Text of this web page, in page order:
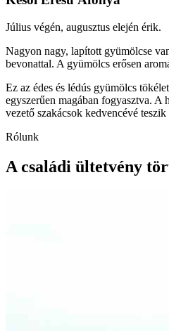
Július végén, augusztus elején érik.
Nagyon nagy, lapított gyümölcse
bevonattal. A gyümölcs erősen
Ez az édes és lédús gyümölcs
egyszerűen magában fogyasztva. A
vezető szakácsok kedvencévé teszik
Rólunk
A családi ültetvény